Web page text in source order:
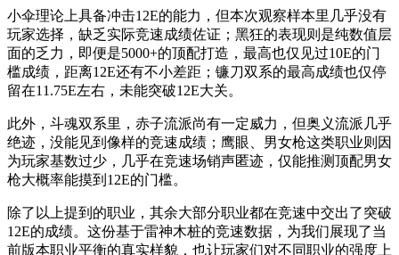
小伞理论上具备冲击12E的能力，但本次观察样本里几乎没有
玩家选择，缺乏实际竞速成绩佐证；黑狂的表现则是纯数值层
面的乏力，即便是5000+的顶配打造，最高也仅见过10E的门
槛成绩，距离12E还有不小差距；镰刀双系的最高成绩也仅停
留在11.75E左右，未能突破12E大关。
此外，斗魂双系里，赤子流派尚有一定威力，但奥义流派几乎
绝迹，没能见到像样的竞速成绩；鹰眼、男女枪这类职业则因
为玩家基数过少，几乎在竞速场销声匿迹，仅能推测顶配男女
枪大概率能摸到12E的门槛。
除了以上提到的职业，其余大部分职业都在竞速中交出了突破
12E的成绩。这份基于雷神木桩的竞速数据，为我们展现了当
前版本职业平衡的真实样貌，也让玩家们对不同职业的强度上